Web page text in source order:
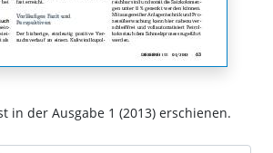
in der Ausgabe 1 (2013) erschienen.